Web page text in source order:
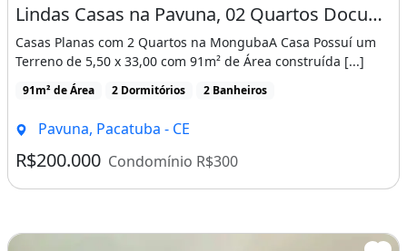
Lindas Casas na Pavuna, 02 Quartos Documentação Gratis! Cód. 13Kn3E
Casas Planas com 2 Quartos na MongubaA Casa Possuí um
Terreno de 5,50 x 33,00 com 91m² de Área construída [...]
91m² de Área 2 Dormitórios 2 Banheiros
Pavuna, Pacatuba - CE
R$200.000 Condomínio R$300